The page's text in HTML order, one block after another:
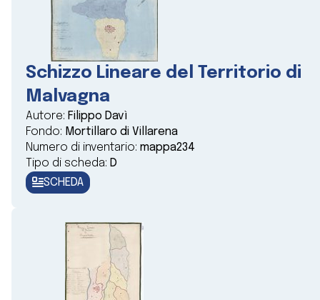
Schizzo Lineare del Territorio di
Malvagna
Autore: Filippo Davì
Fondo: Mortillaro di Villarena
Numero di inventario: mappa234
Tipo di scheda: D
SCHEDA